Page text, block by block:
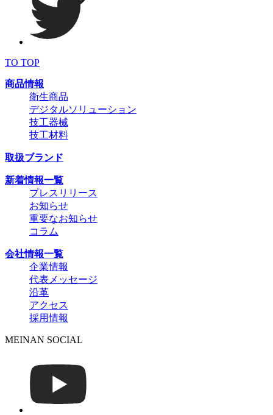
TO TOP
商品情報
衛生商品
デジタルソリューション
技工器械
技工材料
取扱ブランド
新着情報一覧
プレスリリース
お知らせ
重要なお知らせ
コラム
会社情報一覧
企業情報
代表メッセージ
沿革
アクセス
採用情報
MEINAN SOCIAL